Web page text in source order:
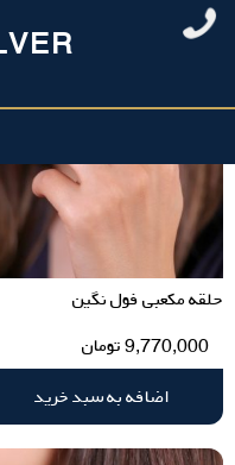
حلقه مکعبی فول نگین
9,770,000تومان
اضافه به سبد خرید